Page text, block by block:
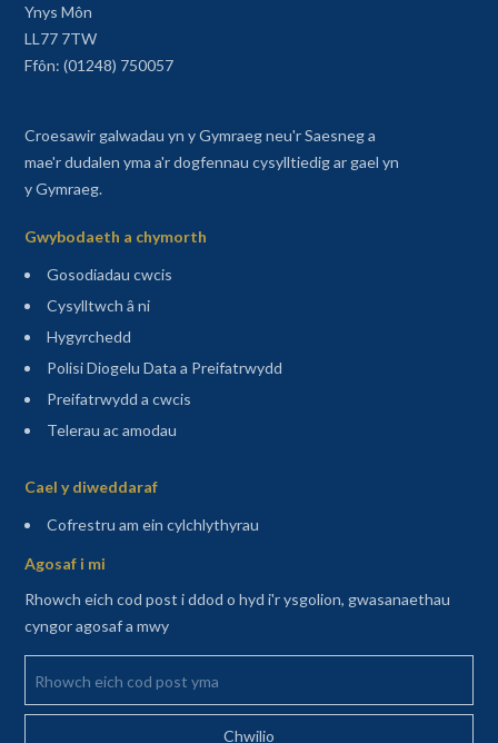
Ynys Môn
LL77 7TW
Ffôn: (01248) 750057
Croesawir galwadau yn y Gymraeg neu'r Saesneg a
mae'r dudalen yma a'r dogfennau cysylltiedig ar gael yn
y Gymraeg.
Gwybodaeth a chymorth
Gosodiadau cwcis
Cysylltwch â ni
Hygyrchedd
Polisi Diogelu Data a Preifatrwydd
Preifatrwydd a cwcis
Telerau ac amodau
Cael y diweddaraf
Cofrestru am ein cylchlythyrau(agor mewn tab newydd)
Agosaf i mi
Rhowch eich cod post i ddod o hyd i'r ysgolion, gwasanaethau
cyngor agosaf a mwy
Rhowch eich cod post yma